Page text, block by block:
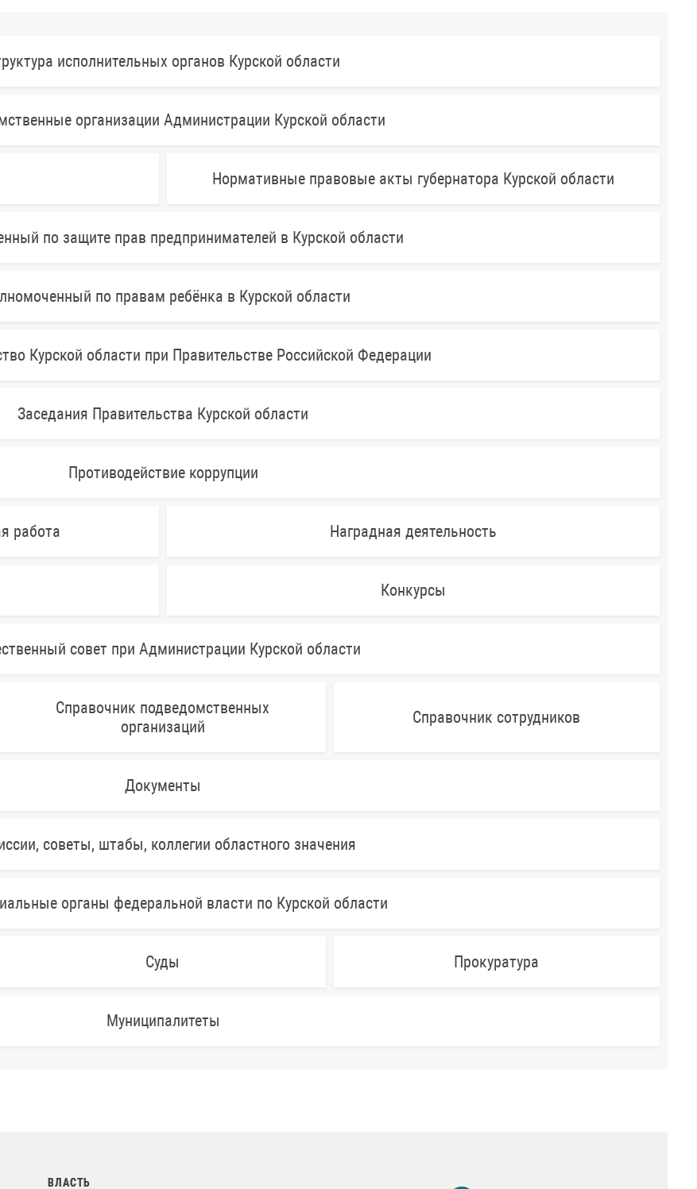
исполнительных органов Курской области
организации Администрации Курской области
Нормативные правовые акты губернатора Курской области
по защите прав предпринимателей в Курской области
по правам ребёнка в Курской области
Курской области при Правительстве Российской Федерации
Заседания Правительства Курской области
Противодействие коррупции
работа Наградная деятельность
Конкурсы
совет при Администрации Курской области
Справочник подведомственных
организаций
Справочник сотрудников
Документы
советы, штабы, коллегии областного значения
органы федеральной власти по Курской области
Суды Прокуратура
Муниципалитеты
ВЛАСТЬ